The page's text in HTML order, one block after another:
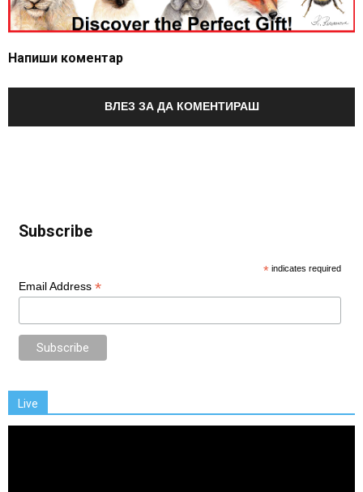
Напиши коментар
ВЛЕЗ ЗА ДА КОМЕНТИРАШ
Subscribe
* indicates required
Email Address *
Live